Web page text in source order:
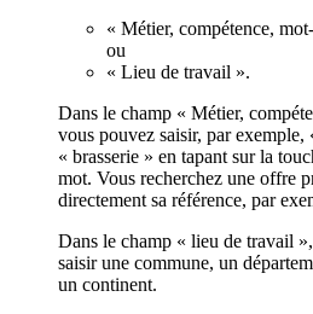
« Métier, compétence,
ou
« Lieu de travail ».
Dans le champ « Métier,
vous pouvez saisir, par exemple,
« brasserie » en tapant sur la
mot. Vous recherchez une offre
directement sa référence, par
Dans le champ « lieu de travail
saisir une commune, un
un continent.